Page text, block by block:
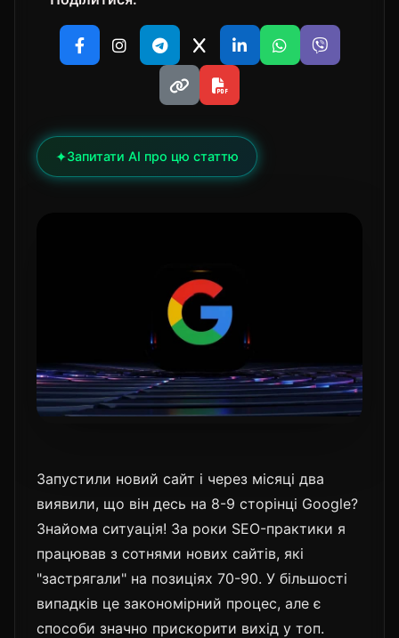
✦Запитати AI про цю статтю
Запустили новий сайт і через місяці два
виявили, що він десь на 8-9 сторінці Google?
Знайома ситуація! За роки SEO-практики я
працював з сотнями нових сайтів, які
"застрягали" на позиціях 70-90. У більшості
випадків це закономірний процес, але є
способи значно прискорити вихід у топ.